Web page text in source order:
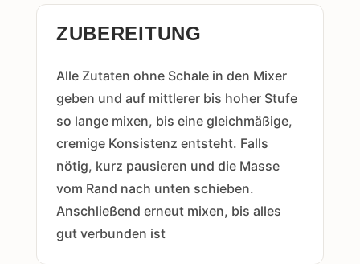
ZUBEREITUNG
Alle Zutaten ohne Schale in den Mixer
geben und auf mittlerer bis hoher Stufe
so lange mixen, bis eine gleichmäßige,
cremige Konsistenz entsteht. Falls
nötig, kurz pausieren und die Masse
vom Rand nach unten schieben.
Anschließend erneut mixen, bis alles
gut verbunden ist